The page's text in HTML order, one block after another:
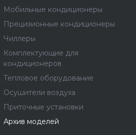
Мобильные кондиционеры
Прецизионные кондиционеры
Чиллеры
Комплектующие для
кондиционеров
Тепловое оборудование
Осушители воздуха
Приточные установки
Архив моделей